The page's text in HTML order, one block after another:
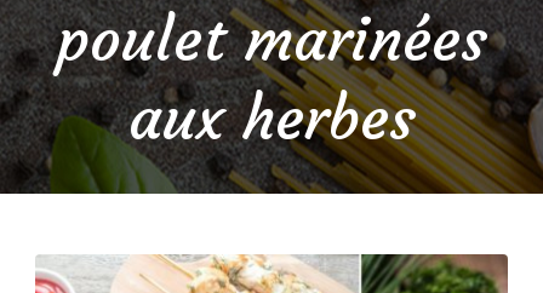
poulet marinées
aux herbes